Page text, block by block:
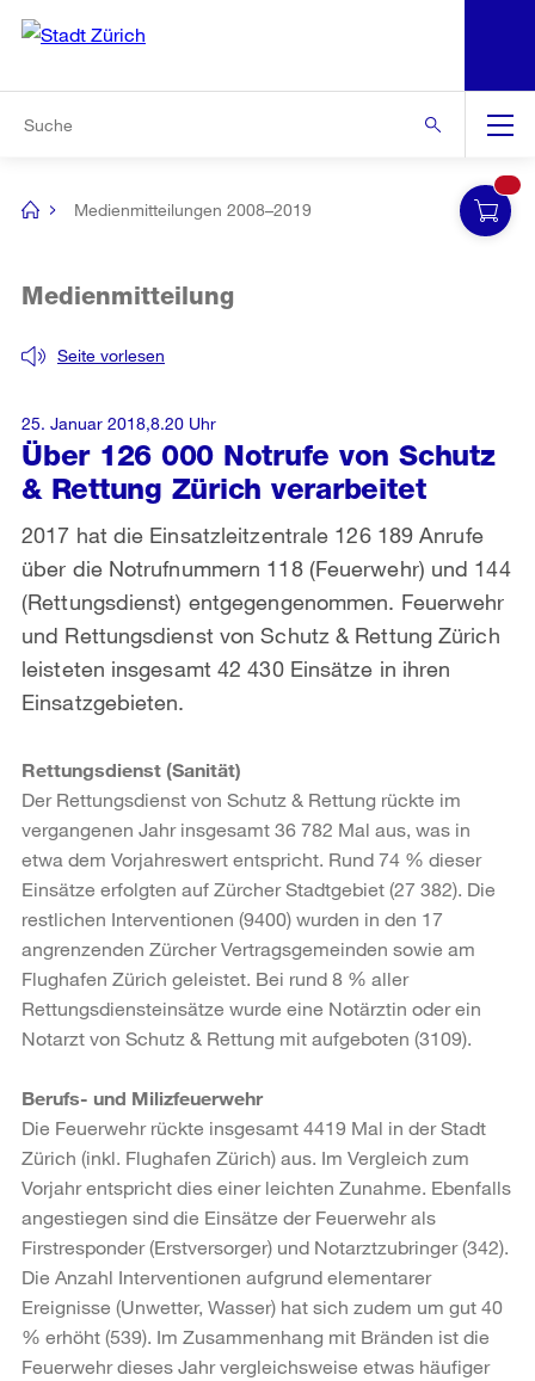
Navigation
[no
Medienmitteilungen 2008–2019
Über 126 000 Notrufe von Schutz
& Rettung Zürich verarbeitet
Seite vorlesen
Medienmitteilung
2017 hat die Einsatzleitzentrale 126 189 Anrufe
über die Notrufnummern 118 (Feuerwehr) und 144
(Rettungsdienst) entgegengenommen. Feuerwehr
und Rettungsdienst von Schutz & Rettung Zürich
leisteten insgesamt 42 430 Einsätze in ihren
Einsatzgebieten.
25. Januar 2018,8.20 Uhr
Rettungsdienst (Sanität)
Der Rettungsdienst von Schutz & Rettung rückte im
vergangenen Jahr insgesamt 36 782 Mal aus, was in
etwa dem Vorjahreswert entspricht. Rund 74 % dieser
Einsätze erfolgten auf Zürcher Stadtgebiet (27 382). Die
restlichen Interventionen (9400) wurden in den 17
angrenzenden Zürcher Vertragsgemeinden sowie am
Flughafen Zürich geleistet. Bei rund 8 % aller
Rettungsdiensteinsätze wurde eine Notärztin oder ein
Notarzt von Schutz & Rettung mit aufgeboten (3109).
Berufs- und Milizfeuerwehr
Die Feuerwehr rückte insgesamt 4419 Mal in der Stadt
Zürich (inkl. Flughafen Zürich) aus. Im Vergleich zum
Vorjahr entspricht dies einer leichten Zunahme. Ebenfalls
angestiegen sind die Einsätze der Feuerwehr als
Firstresponder (Erstversorger) und Notarztzubringer (342).
Die Anzahl Interventionen aufgrund elementarer
Ereignisse (Unwetter, Wasser) hat sich zudem um gut 40
% erhöht (539). Im Zusammenhang mit Bränden ist die
Feuerwehr dieses Jahr vergleichsweise etwas häufiger